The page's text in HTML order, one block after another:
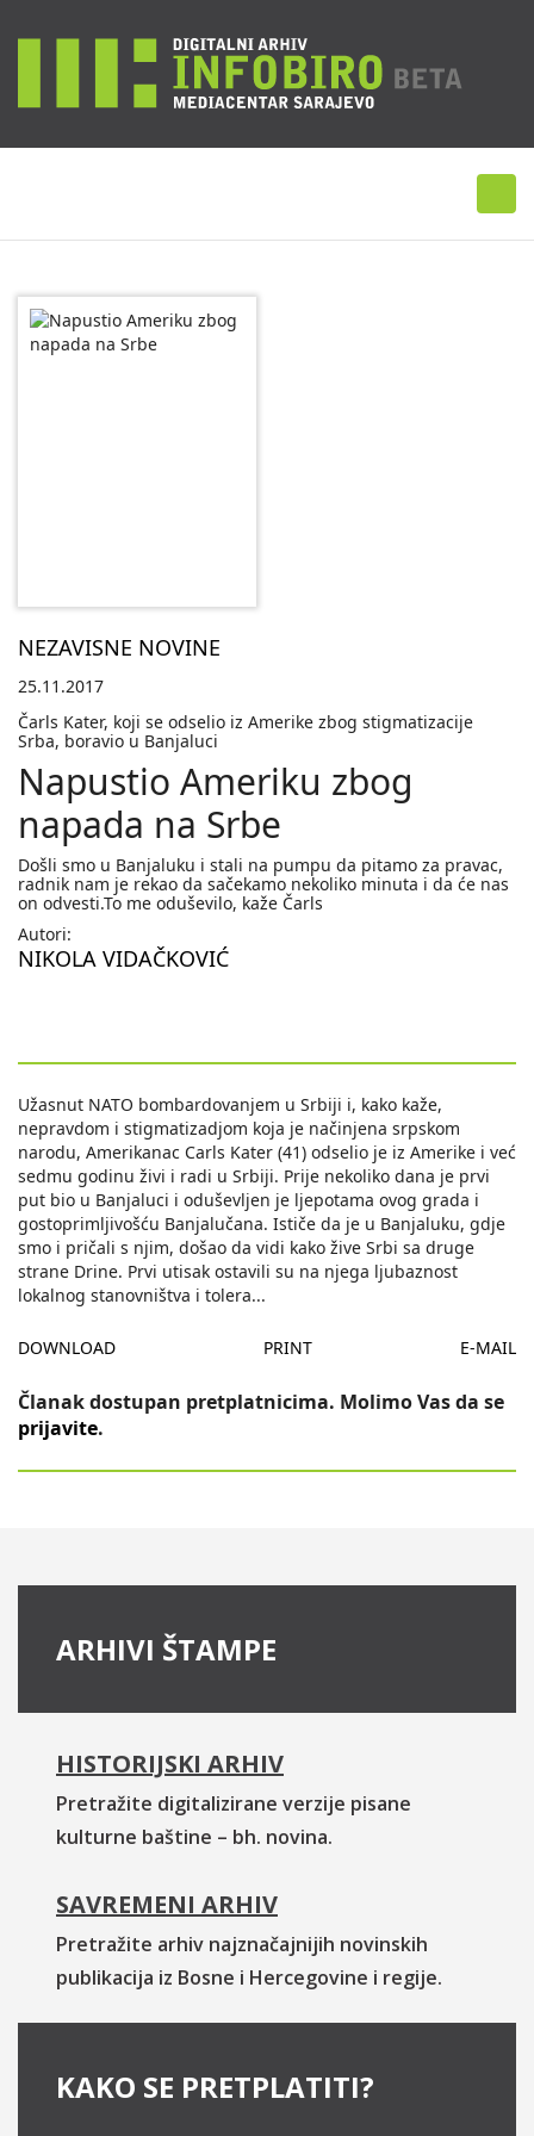
NEZAVISNE NOVINE
25.11.2017
Čarls Kater, koji se odselio iz Amerike zbog stigmatizacije
Srba, boravio u Banjaluci
Napustio Ameriku zbog
napada na Srbe
Došli smo u Banjaluku i stali na pumpu da pitamo za pravac,
radnik nam je rekao da sačekamo nekoliko minuta i da će nas
on odvesti.To me oduševilo, kaže Čarls
Autori:
NIKOLA VIDAČKOVIĆ
Užasnut NATO bombardovanjem u Srbiji i, kako kaže,
nepravdom i stigmatizadjom koja je načinjena srpskom
narodu, Amerikanac Carls Kater (41) odselio je iz Amerike i već
sedmu godinu živi i radi u Srbiji. Prije nekoliko dana je prvi
put bio u Banjaluci i oduševljen je ljepotama ovog grada i
gostoprimljivošću Banjalučana. Ističe da je u Banjaluku, gdje
smo i pričali s njim, došao da vidi kako žive Srbi sa druge
strane Drine. Prvi utisak ostavili su na njega ljubaznost
lokalnog stanovništva i tolera...
DOWNLOAD PRINT E-MAIL
Članak dostupan pretplatnicima. Molimo Vas da se
prijavite.
ARHIVI ŠTAMPE
HISTORIJSKI ARHIV
Pretražite digitalizirane verzije pisane
kulturne baštine – bh. novina.
SAVREMENI ARHIV
Pretražite arhiv najznačajnijih novinskih
publikacija iz Bosne i Hercegovine i regije.
KAKO SE PRETPLATITI?